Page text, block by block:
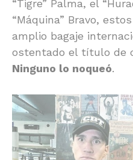
“Tigre” Palma, el
“Máquina” Bravo,
amplio bagaje
ostentado el título de
Ninguno lo noqueó.